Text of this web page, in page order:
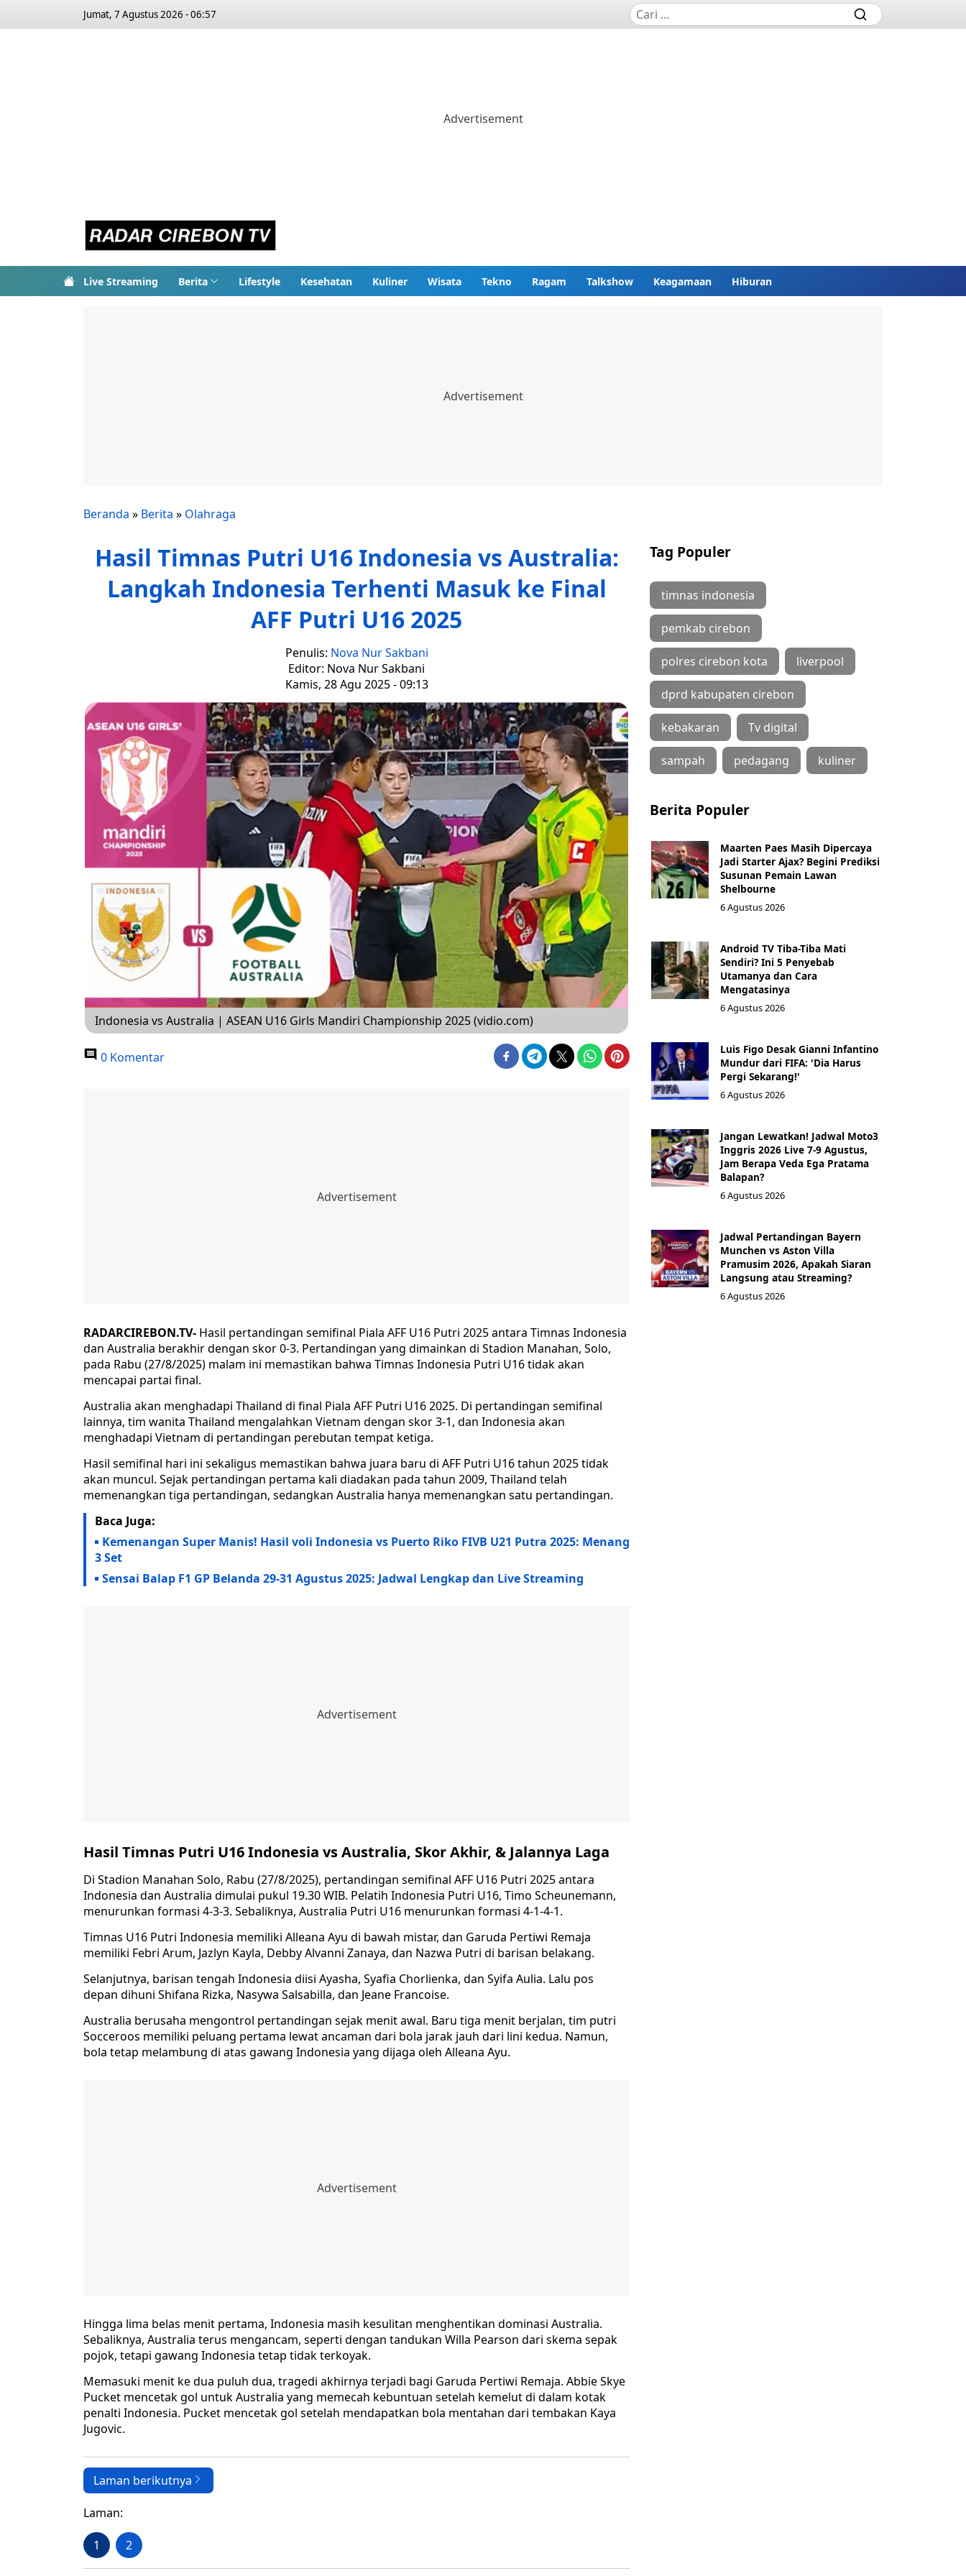
Jumat, 7 Agustus 2026 - 06:57
Live Streaming Berita Lifestyle Kesehatan Kuliner Wisata Tekno Ragam Talkshow Keagamaan Hiburan
Beranda » Berita » Olahraga
Hasil Timnas Putri U16 Indonesia vs Australia:
Langkah Indonesia Terhenti Masuk ke Final
AFF Putri U16 2025
Penulis: Nova Nur Sakbani
Editor: Nova Nur Sakbani
Kamis, 28 Agu 2025 - 09:13
Indonesia vs Australia | ASEAN U16 Girls Mandiri Championship 2025 (vidio.com)
0 Komentar
RADARCIREBON.TV- Hasil pertandingan semifinal Piala AFF U16 Putri 2025 antara Timnas Indonesia
dan Australia berakhir dengan skor 0-3. Pertandingan yang dimainkan di Stadion Manahan, Solo,
pada Rabu (27/8/2025) malam ini memastikan bahwa Timnas Indonesia Putri U16 tidak akan
mencapai partai final.
Australia akan menghadapi Thailand di final Piala AFF Putri U16 2025. Di pertandingan semifinal
lainnya, tim wanita Thailand mengalahkan Vietnam dengan skor 3-1, dan Indonesia akan
menghadapi Vietnam di pertandingan perebutan tempat ketiga.
Hasil semifinal hari ini sekaligus memastikan bahwa juara baru di AFF Putri U16 tahun 2025 tidak
akan muncul. Sejak pertandingan pertama kali diadakan pada tahun 2009, Thailand telah
memenangkan tiga pertandingan, sedangkan Australia hanya memenangkan satu pertandingan.
Baca Juga:
Kemenangan Super Manis! Hasil voli Indonesia vs Puerto Riko FIVB U21 Putra 2025: Menang
3 Set
Sensai Balap F1 GP Belanda 29-31 Agustus 2025: Jadwal Lengkap dan Live Streaming
Hasil Timnas Putri U16 Indonesia vs Australia, Skor Akhir, & Jalannya Laga
Di Stadion Manahan Solo, Rabu (27/8/2025), pertandingan semifinal AFF U16 Putri 2025 antara
Indonesia dan Australia dimulai pukul 19.30 WIB. Pelatih Indonesia Putri U16, Timo Scheunemann,
menurunkan formasi 4-3-3. Sebaliknya, Australia Putri U16 menurunkan formasi 4-1-4-1.
Timnas U16 Putri Indonesia memiliki Alleana Ayu di bawah mistar, dan Garuda Pertiwi Remaja
memiliki Febri Arum, Jazlyn Kayla, Debby Alvanni Zanaya, dan Nazwa Putri di barisan belakang.
Selanjutnya, barisan tengah Indonesia diisi Ayasha, Syafia Chorlienka, dan Syifa Aulia. Lalu pos
depan dihuni Shifana Rizka, Nasywa Salsabilla, dan Jeane Francoise.
Australia berusaha mengontrol pertandingan sejak menit awal. Baru tiga menit berjalan, tim putri
Socceroos memiliki peluang pertama lewat ancaman dari bola jarak jauh dari lini kedua. Namun,
bola tetap melambung di atas gawang Indonesia yang dijaga oleh Alleana Ayu.
Hingga lima belas menit pertama, Indonesia masih kesulitan menghentikan dominasi Australia.
Sebaliknya, Australia terus mengancam, seperti dengan tandukan Willa Pearson dari skema sepak
pojok, tetapi gawang Indonesia tetap tidak terkoyak.
Memasuki menit ke dua puluh dua, tragedi akhirnya terjadi bagi Garuda Pertiwi Remaja. Abbie Skye
Pucket mencetak gol untuk Australia yang memecah kebuntuan setelah kemelut di dalam kotak
penalti Indonesia. Pucket mencetak gol setelah mendapatkan bola mentahan dari tembakan Kaya
Jugovic.
Laman berikutnya
Laman:
1 2
Tag Populer
timnas indonesia
pemkab cirebon
polres cirebon kota liverpool
dprd kabupaten cirebon
kebakaran Tv digital
sampah pedagang kuliner
Berita Populer
Maarten Paes Masih Dipercaya
Jadi Starter Ajax? Begini Prediksi
Susunan Pemain Lawan
Shelbourne
6 Agustus 2026
Android TV Tiba-Tiba Mati
Sendiri? Ini 5 Penyebab
Utamanya dan Cara
Mengatasinya
6 Agustus 2026
Luis Figo Desak Gianni Infantino
Mundur dari FIFA: 'Dia Harus
Pergi Sekarang!'
6 Agustus 2026
Jangan Lewatkan! Jadwal Moto3
Inggris 2026 Live 7-9 Agustus,
Jam Berapa Veda Ega Pratama
Balapan?
6 Agustus 2026
Jadwal Pertandingan Bayern
Munchen vs Aston Villa
Pramusim 2026, Apakah Siaran
Langsung atau Streaming?
6 Agustus 2026